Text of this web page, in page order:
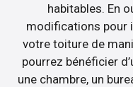
habitables. En
modifications pour
votre toiture de
pourrez bénéficier
une chambre, un